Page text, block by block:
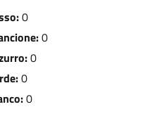
0
0
0
0
0